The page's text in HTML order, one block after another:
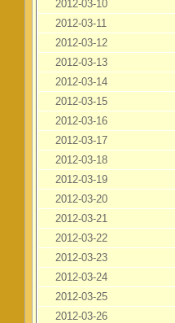
2012-03-10
2012-03-11
2012-03-12
2012-03-13
2012-03-14
2012-03-15
2012-03-16
2012-03-17
2012-03-18
2012-03-19
2012-03-20
2012-03-21
2012-03-22
2012-03-23
2012-03-24
2012-03-25
2012-03-26